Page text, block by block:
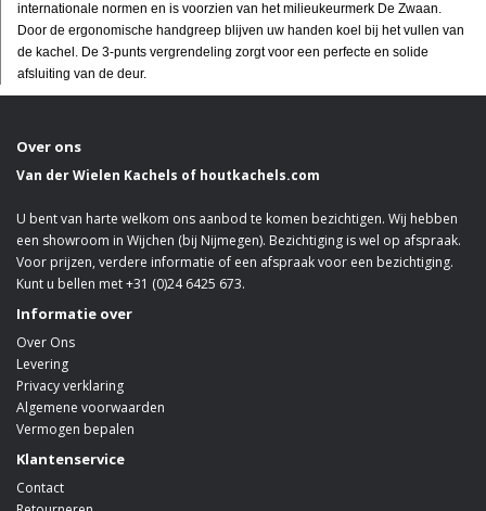
internationale normen en is voorzien van het milieukeurmerk De Zwaan.
Door de ergonomische handgreep blijven uw handen koel bij het vullen van
de kachel. De 3-punts vergrendeling zorgt voor een perfecte en solide
afsluiting van de deur.
Over ons
Van der Wielen Kachels of houtkachels.com
U bent van harte welkom ons aanbod te komen bezichtigen. Wij hebben
een showroom in Wijchen (bij Nijmegen). Bezichtiging is wel op afspraak.
Voor prijzen, verdere informatie of een afspraak voor een bezichtiging.
Kunt u bellen met +31 (0)24 6425 673.
Informatie over
Over Ons
Levering
Privacy verklaring
Algemene voorwaarden
Vermogen bepalen
Klantenservice
Contact